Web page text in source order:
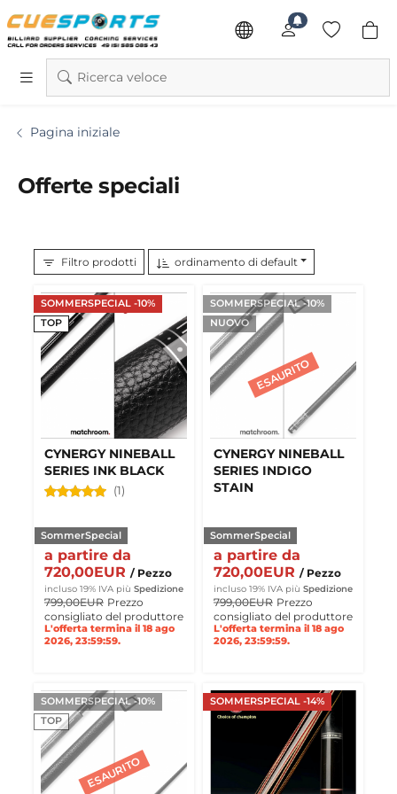
Ricerca veloce
Pagina iniziale
Offerte speciali
Filtro prodotti ordinamento di default
SOMMERSPECIAL -10%
TOP
CYNERGY NINEBALL
SERIES INK BLACK
(1)
SommerSpecial
a partire da
720,00EUR / Pezzo
incluso 19% IVA più Spedizione
799,00EUR Prezzo
consigliato del produttore
L'offerta termina il 18 ago
2026, 23:59:59.
SOMMERSPECIAL -10%
NUOVO
CYNERGY NINEBALL
SERIES INDIGO
STAIN
SommerSpecial
a partire da
720,00EUR / Pezzo
incluso 19% IVA più Spedizione
799,00EUR Prezzo
consigliato del produttore
L'offerta termina il 18 ago
2026, 23:59:59.
SOMMERSPECIAL -10%
TOP
SOMMERSPECIAL -14%